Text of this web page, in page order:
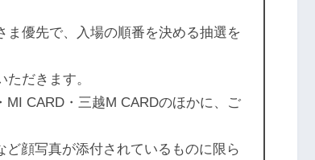
優先で、入場の順番を決める抽選を
だきます。
CARD・三越M CARDのほかに、ご
ど顔写真が添付されているものに限ら